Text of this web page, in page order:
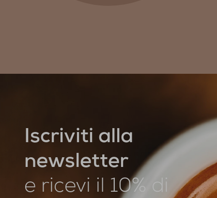
Iscriviti alla
newsletter
e ricevi il 10% di